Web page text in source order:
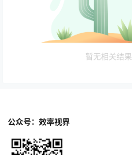
暂无相关结果
公众号：效率视界